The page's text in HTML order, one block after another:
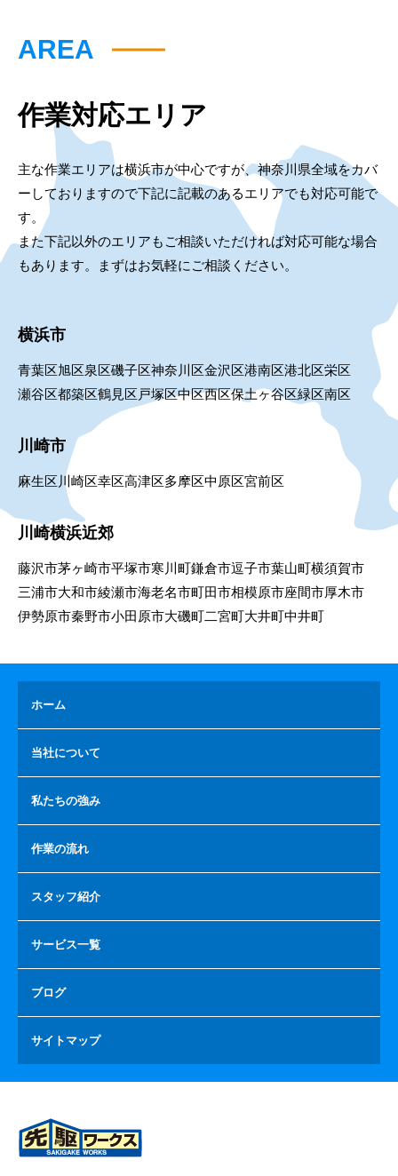
AREA
作業対応エリア
主な作業エリアは横浜市が中心ですが、神奈川県全域をカバ
ーしておりますので下記に記載のあるエリアでも対応可能で
す。
また下記以外のエリアもご相談いただければ対応可能な場合
もあります。まずはお気軽にご相談ください。
横浜市
青葉区旭区泉区磯子区神奈川区金沢区港南区港北区栄区
瀬谷区都築区鶴見区 戸塚区中区西区保土ヶ谷区緑区南区
川崎市
麻生区 川崎区幸区高津区多摩区中原区宮前区
川崎横浜近郊
藤沢市茅ヶ崎市平塚市寒川町鎌倉市逗子市葉山町横須賀市
三浦市大和市綾瀬市海老名市町田市相模原市座間市厚木市
伊勢原市秦野市小田原市大磯町二宮町大井町中井町
ホーム
当社について
私たちの強み
作業の流れ
スタッフ紹介
サービス一覧
ブログ
サイトマップ